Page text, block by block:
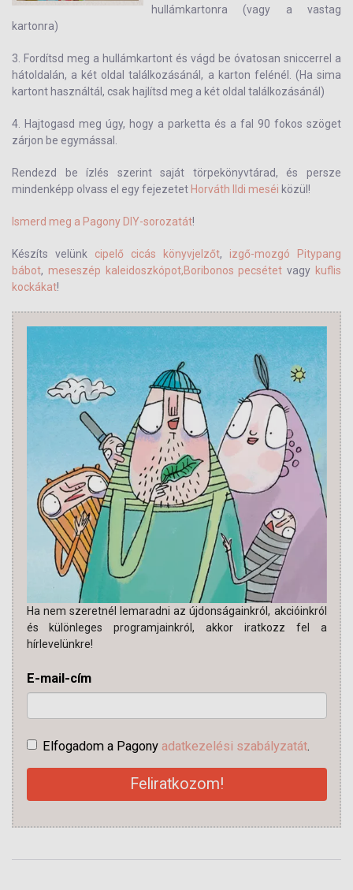
hullámkartonra (vagy a vastag
kartonra)
3. Fordítsd meg a hullámkartont és vágd be óvatosan sniccerrel a
hátoldalán, a két oldal találkozásánál, a karton felénél. (Ha sima
kartont használtál, csak hajlítsd meg a két oldal találkozásánál)
4. Hajtogasd meg úgy, hogy a parketta és a fal 90 fokos szöget
zárjon be egymással.
Rendezd be ízlés szerint saját törpekönyvtárad, és persze
mindenképp olvass el egy fejezetet Horváth Ildi meséi közül!
Ismerd meg a Pagony DIY-sorozatát!
Készíts velünk cipelő cicás könyvjelzőt, izgő-mozgó Pitypang
bábot, meseszép kaleidoszkópot,Boribonos pecsétetvagy kuflis
kockákat!
Ha nem szeretnél lemaradni az újdonságainkról, akcióinkról
és különleges programjainkról, akkor iratkozz fel a
hírlevelünkre!
E-mail-cím
Elfogadom a Pagony adatkezelési szabályzatát.
Feliratkozom!